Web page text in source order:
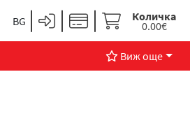
Количка
0.00€
Виж още